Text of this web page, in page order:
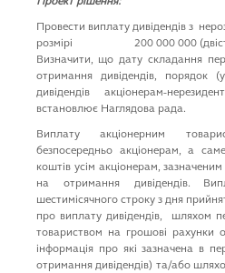
Провести виплату дивідендів з
розмірі 200 000 000 (двісті
Визначити, що дату складання
отримання дивідендів, порядок
дивідендів акціонерам-
встановлює Наглядова рада.
Виплату акціонерним
безпосередньо акціонерам, а
коштів усім акціонерам,
на отримання дивідендів.
шестимісячного строку з дня
про виплату дивідендів, шляхом
товариством на грошові рахунки
інформація про які зазначена в
отримання дивідендів) та/або